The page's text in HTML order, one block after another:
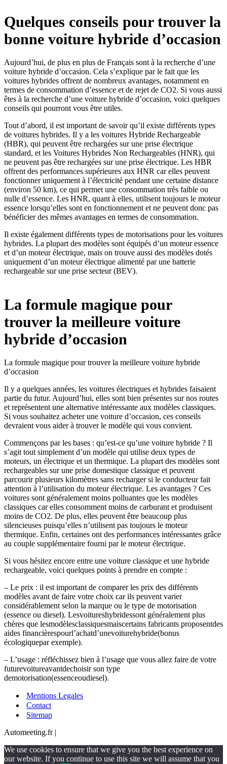
Quelques conseils pour trouver la
bonne voiture hybride d’occasion
Aujourd’hui, de plus en plus de Français sont à la recherche d’une
voiture hybride d’occasion. Cela s’explique par le fait que les
voitures hybrides offrent de nombreux avantages, notamment en
termes de consommation d’essence et de rejet de CO2. Si vous aussi
êtes à la recherche d’une voiture hybride d’occasion, voici quelques
conseils qui pourront vous être utiles.
Tout d’abord, il est important de savoir qu’il existe différents types
de voitures hybrides. Il y a les voitures Hybride Rechargeable
(HBR), qui peuvent être rechargées sur une prise électrique
standard, et les Voitures Hybrides Non Rechargeables (HNR), qui
ne peuvent pas être rechargées sur une prise électrique. Les HBR
offrent des performances supérieures aux HNR car elles peuvent
fonctionner uniquement à l’électricité pendant une certaine distance
(environ 50 km), ce qui permet une consommation très faible ou
nulle d’essence. Les HNR, quant à elles, utilisent toujours le moteur
essence lorsqu’elles sont en fonctionnement et ne peuvent donc pas
bénéficier des mêmes avantages en termes de consommation.
Il existe également différents types de motorisations pour les voitures
hybrides. La plupart des modèles sont équipés d’un moteur essence
et d’un moteur électrique, mais on trouve aussi des modèles dotés
uniquement d’un moteur électrique alimenté par une batterie
rechargeable sur une prise secteur (BEV).
La formule magique pour
trouver la meilleure voiture
hybride d’occasion
La formule magique pour trouver la meilleure voiture hybride
d’occasion
Il y a quelques années, les voitures électriques et hybrides faisaient
partie du futur. Aujourd’hui, elles sont bien présentes sur nos routes
et représentent une alternative intéressante aux modèles classiques.
Si vous souhaitez acheter une voiture d’occasion, ces conseils
devraient vous aider à trouver le modèle qui vous convient.
Commençons par les bases : qu’est-ce qu’une voiture hybride ? Il
s’agit tout simplement d’un modèle qui utilise deux types de
moteurs, un électrique et un thermique. La plupart des modèles sont
rechargeables sur une prise domestique classique et peuvent
parcourir plusieurs kilomètres sans recharger si le conducteur fait
attention à l’utilisation du moteur électrique. Les avantages ? Ces
voitures sont généralement moins polluantes que les modèles
classiques car elles consomment moins de carburant et produisent
moins de CO2. De plus, elles peuvent être beaucoup plus
silencieuses puisqu’elles n’utilisent pas toujours le moteur
thermique. Enfin, certaines ont des performances intéressantes grâce
au couple supplémentaire fourni par le moteur électrique.
Si vous hésitez encore entre une voiture classique et une hybride
rechargeable, voici quelques points à prendre en compte :
– Le prix : il est important de comparer les prix des différents
modèles avant de faire votre choix car ils peuvent varier
considérablement selon la marque ou le type de motorisation
(essence ou diesel). Lesvoitureshybridessont généralement plus
chères que lesmodèlesclassiquesmaiscertains fabricants proposentdes
aides financièrespourl’achatd’unevoiturehybride(bonus
écologiquepar exemple).
– L’usage : réfléchissez bien à l’usage que vous allez faire de votre
futurevoitureavantdechoisir son type
demotorisation(essenceoudiesel).
Mentions Legales
Contact
Sitemap
Automeeting.fr |
We use cookies to ensure that we give you the best experience on
our website. If you continue to use this site we will assume that you